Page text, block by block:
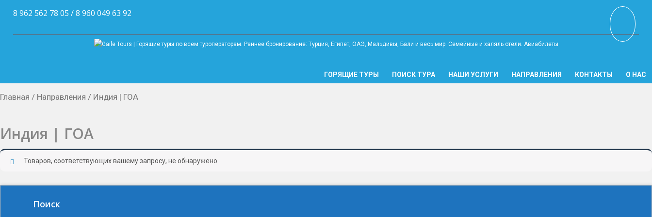
8 962 562 78 05 / 8 960 049 63 92
ГОРЯЩИЕ ТУРЫ ПОИСК ТУРА НАШИ УСЛУГИ НАПРАВЛЕНИЯ КОНТАКТЫ О НАС
Главная / Направления / Индия | ГОА
Индия | ГОА
Товаров, соответствующих вашему запросу, не обнаружено.
Поиск